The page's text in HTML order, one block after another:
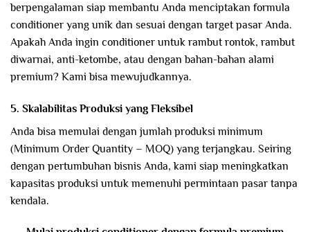
berpengalaman siap membantu Anda menciptakan formula
conditioner yang unik dan sesuai dengan target pasar Anda.
Apakah Anda ingin conditioner untuk rambut rontok, rambut
diwarnai, anti-ketombe, atau dengan bahan-bahan alami
premium? Kami bisa mewujudkannya.
5. Skalabilitas Produksi yang Fleksibel
Anda bisa memulai dengan jumlah produksi minimum
(Minimum Order Quantity – MOQ) yang terjangkau. Seiring
dengan pertumbuhan bisnis Anda, kami siap meningkatkan
kapasitas produksi untuk memenuhi permintaan pasar tanpa
kendala.